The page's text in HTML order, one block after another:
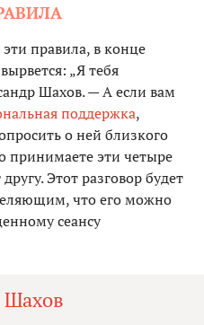
правила, в конце
„Я тебя
Шахов. — А если вам
поддержка,
о ней близкого
принимаете эти четыре
Этот разговор будет
что его можно
сеансу
Шахов